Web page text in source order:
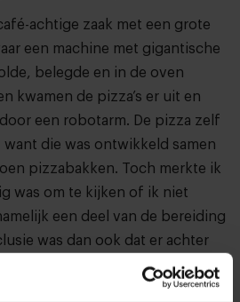
achtige zaak met een grote
een machine met gigantische
belegde en in de oven
kwamen de pizza’s er uit en
een robotarm. De pizza zelf
want die was ontwikkeld samen
pizzabakken. Toch merkte ik
was om te kijken of ik niet
een deel van de bereiding
was dan ook dat er achter
verstopt moest zitten die de